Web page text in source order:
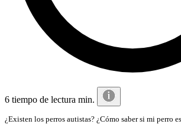
6 tiempo de lectura min.
¿Existen los perros autistas? ¿Cómo saber si mi perro